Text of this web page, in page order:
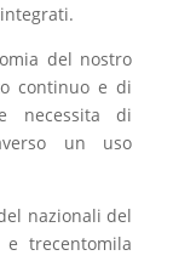
del nostro
continuo e di
necessita di
un uso
nazionali del
trecentomila